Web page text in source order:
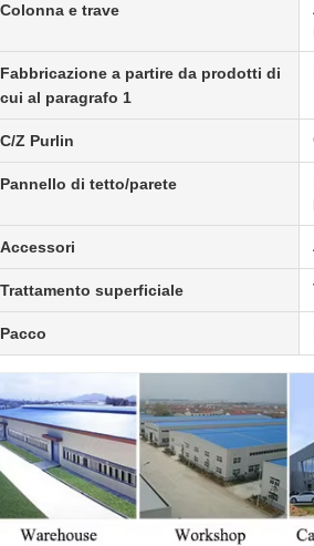
Colonna e trave
Fabbricazione a partire da prodotti di
cui al paragrafo 1
C/Z Purlin
Pannello di tetto/parete
Accessori
Trattamento superficiale
Pacco